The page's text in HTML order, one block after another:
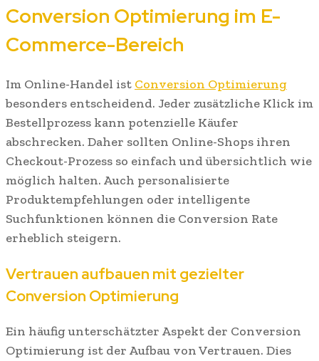
Conversion Optimierung im E-
Commerce-Bereich
Im Online-Handel ist Conversion Optimierung
besonders entscheidend. Jeder zusätzliche Klick im
Bestellprozess kann potenzielle Käufer
abschrecken. Daher sollten Online-Shops ihren
Checkout-Prozess so einfach und übersichtlich wie
möglich halten. Auch personalisierte
Produktempfehlungen oder intelligente
Suchfunktionen können die Conversion Rate
erheblich steigern.
Vertrauen aufbauen mit gezielter
Conversion Optimierung
Ein häufig unterschätzter Aspekt der Conversion
Optimierung ist der Aufbau von Vertrauen. Dies